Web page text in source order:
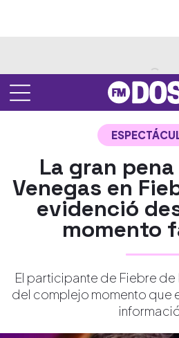
La gran
Venegas en
evidenció
momento
El participante de Fiebre
del complejo momento que